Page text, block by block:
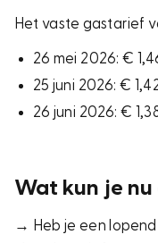
Het vaste gastarief
26 mei 2026: €
25 juni 2026: €
26 juni 2026: €
Wat kun je nu
→ Heb je een